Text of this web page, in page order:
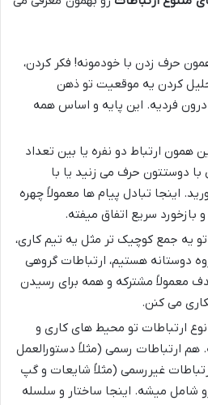
حرف زدن با خودمونه! فکر کردن،
کردن یه موقعیت تو ذهن
فردیه. این پایه و اساس همه
همون ارتباط دو نفره یا بین تعداد
با دوستتون حرف می زنید یا با
اینجا تبادل پیام ها معمولاً چهره
سریع اتفاق میفته.
یه جمع کوچیک تر مثل یه تیم کاری،
دوستانه هستیم، ارتباطات گروهی
معمولاً مشترکه و همه برای رسیدن
می کنن.
ارتباطات تو محیط های کاری و
هم ارتباطات رسمی (مثلاً دستورالعمل
غیررسمی (مثلاً شایعات و گپ
شامل میشه. اینجا ساختار و سلسله